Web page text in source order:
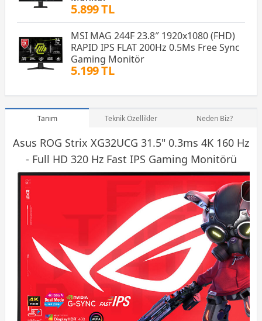
5.899 TL
MSI MAG 244F 23.8″ 1920x1080 (FHD)
RAPID IPS FLAT 200Hz 0.5Ms Free Sync
Gaming Monitör
5.199 TL
Tanım Teknik Özellikler Neden Biz?
Asus ROG Strix XG32UCG 31.5" 0.3ms 4K 160 Hz
- Full HD 320 Hz Fast IPS Gaming Monitörü